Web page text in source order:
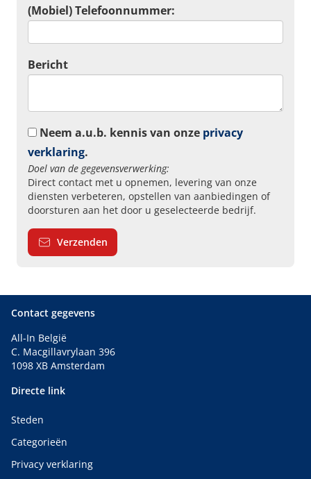
(Mobiel) Telefoonnummer:
Bericht
Neem a.u.b. kennis van onze privacy
verklaring.
Doel van de gegevensverwerking:
Direct contact met u opnemen, levering van onze
diensten verbeteren, opstellen van aanbiedingen of
doorsturen aan het door u geselecteerde bedrijf.
Verzenden
Contact gegevens
All-In België
C. Macgillavrylaan 396
1098 XB Amsterdam
Directe link
Steden
Categorieën
Privacy verklaring